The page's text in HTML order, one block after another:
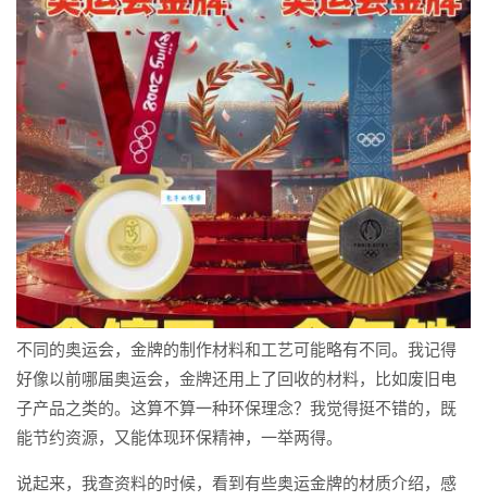
不同的奥运会，金牌的制作材料和工艺可能略有不同。我记得
好像以前哪届奥运会，金牌还用上了回收的材料，比如废旧电
子产品之类的。这算不算一种环保理念？我觉得挺不错的，既
能节约资源，又能体现环保精神，一举两得。
说起来，我查资料的时候，看到有些奥运金牌的材质介绍，感